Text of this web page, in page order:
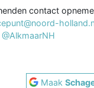
contact
Maak